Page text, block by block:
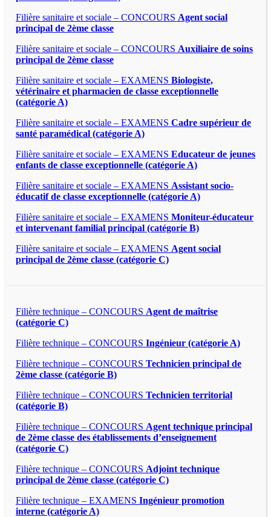
Filière sanitaire et sociale – CONCOURS Agent social
principal de 2ème classe
Filière sanitaire et sociale – CONCOURS Auxiliaire de soins
principal de 2ème classe
Filière sanitaire et sociale – EXAMENS Biologiste,
vétérinaire et pharmacien de classe exceptionnelle
(catégorie A)
Filière sanitaire et sociale – EXAMENS Cadre supérieur de
santé paramédical (catégorie A)
Filière sanitaire et sociale – EXAMENS Educateur de jeunes
enfants de classe exceptionnelle (catégorie A)
Filière sanitaire et sociale – EXAMENS Assistant socio-
éducatif de classe exceptionnelle (catégorie A)
Filière sanitaire et sociale – EXAMENS Moniteur-éducateur
et intervenant familial principal (catégorie B)
Filière sanitaire et sociale – EXAMENS Agent social
principal de 2ème classe (catégorie C)
Filière technique – CONCOURS Agent de maîtrise
(catégorie C)
Filière technique – CONCOURS Ingénieur (catégorie A)
Filière technique – CONCOURS Technicien principal de
2ème classe (catégorie B)
Filière technique – CONCOURS Technicien territorial
(catégorie B)
Filière technique – CONCOURS Agent technique principal
de 2ème classe des établissements d’enseignement
(catégorie C)
Filière technique – CONCOURS Adjoint technique
principal de 2ème classe (catégorie C)
Filière technique – EXAMENS Ingénieur promotion
interne (catégorie A)